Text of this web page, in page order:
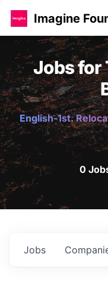
Imagine
Jobs for
English-1st.
0
Jobs